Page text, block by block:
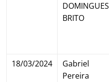
DOMINGUES
BRITO
18/03/2024
Gabriel
Pereira